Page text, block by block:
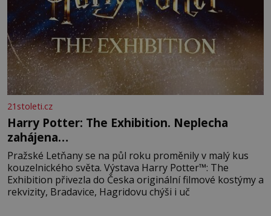
21stoleti.cz
Harry Potter: The Exhibition. Neplecha
zahájena…
Pražské Letňany se na půl roku proměnily v malý kus
kouzelnického světa. Výstava Harry Potter™: The
Exhibition přivezla do Česka originální filmové kostýmy a
rekvizity, Bradavice, Hagridovu chýši i uč